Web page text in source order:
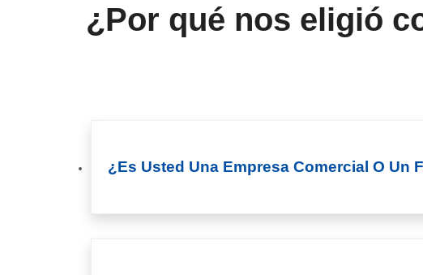
¿Por qué nos eligió
¿Es Usted Una Empresa Comercial O Un